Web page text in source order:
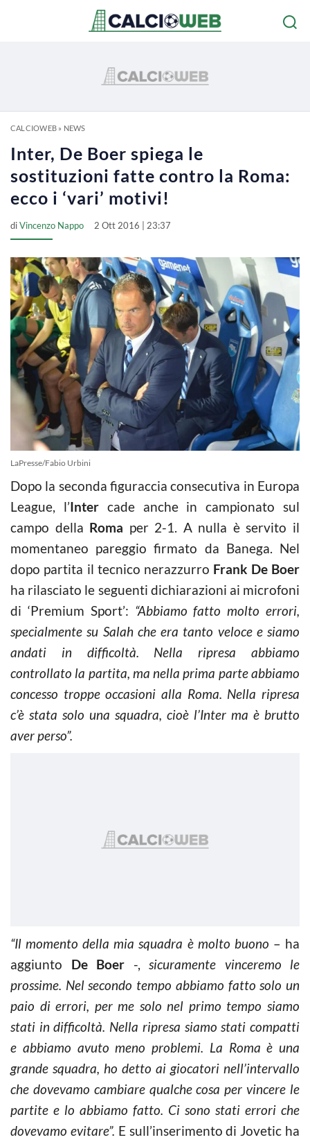
CALCIOWEB» NEWS
Inter, De Boer spiega le
sostituzioni fatte contro la Roma:
ecco i ‘vari’ motivi!
diVincenzo Nappo 2 Ott 2016 | 23:37
LaPresse/Fabio Urbini
Dopo la seconda figuraccia consecutiva in Europa
League, l’Intercade anche in campionato sul
campo della Roma per 2-1. A nulla è servito il
momentaneo pareggio firmato da Banega. Nel
dopo partita il tecnico nerazzurro Frank De Boer
ha rilasciato le seguenti dichiarazioni ai microfoni
di ‘Premium Sport’: “Abbiamo fatto molto errori,
specialmente su Salah che era tanto veloce e siamo
andati in difficoltà. Nella ripresa abbiamo
controllato la partita, ma nella prima parte abbiamo
concesso troppe occasioni alla Roma. Nella ripresa
c’è stata solo una squadra, cioè l’Inter ma è brutto
aver perso”.
“Il momento della mia squadra è molto buono – ha
aggiunto De Boer -, sicuramente vinceremo le
prossime. Nel secondo tempo abbiamo fatto solo un
paio di errori, per me solo nel primo tempo siamo
stati in difficoltà. Nella ripresa siamo stati compatti
e abbiamo avuto meno problemi. La Roma è una
grande squadra, ho detto ai giocatori nell’intervallo
che dovevamo cambiare qualche cosa per vincere le
partite e lo abbiamo fatto. Ci sono stati errori che
dovevamo evitare”. E sull’inserimento di Jovetic ha